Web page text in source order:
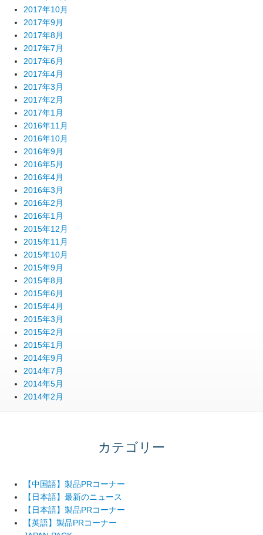
2017年10月
2017年9月
2017年8月
2017年7月
2017年6月
2017年4月
2017年3月
2017年2月
2017年1月
2016年11月
2016年10月
2016年9月
2016年5月
2016年4月
2016年3月
2016年2月
2016年1月
2015年12月
2015年11月
2015年10月
2015年9月
2015年8月
2015年6月
2015年4月
2015年3月
2015年2月
2015年1月
2014年9月
2014年7月
2014年5月
2014年2月
カテゴリー
【中国語】製品PRコーナー
【日本語】最新のニュース
【日本語】製品PRコーナー
【英語】製品PRコーナー